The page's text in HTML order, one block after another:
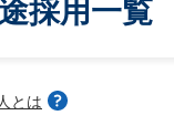
採用一覧
とは